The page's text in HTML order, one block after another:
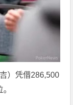
）凭借286,500